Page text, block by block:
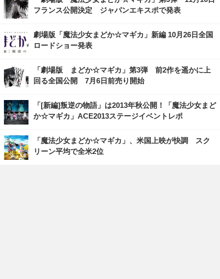
フランス公開決定 ジャパンエキスポで発表
劇場版「魔法少女まどか☆マギカ」新編 10月26日全国
ロードショー発表
「劇場版 まどか☆マギカ」第3弾 前2作を遥かに上
回る全国公開 7月6日前売り開始
「[新編]叛逆の物語」は2013年秋公開！「魔法少女まど
か☆マギカ」ACE2013ステージイベントレポ
「魔法少女まどか☆マギカ」、米国上映が快調 スク
リーン平均で全米2位